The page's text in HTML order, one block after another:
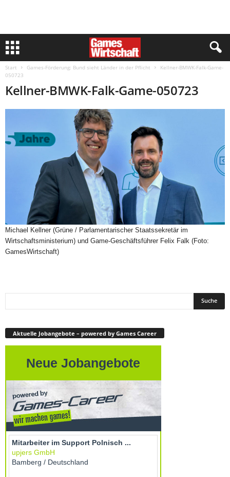
Start Games-Förderung: Bund sieht Länder in der Pflicht
Kellner-BMWK-Falk-Game-
050723
Kellner-BMWK-Falk-Game-050723
Michael Kellner (Grüne / Parlamentarischer Staatssekretär im
Wirtschaftsministerium) und Game-Geschäftsführer Felix Falk (Foto:
GamesWirtschaft)
Aktuelle Jobangebote – powered by Games Career